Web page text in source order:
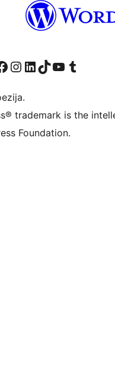
accountThreads paskyroje
Facebook page
Visit our Instagram account
Visit our LinkedIn account
Apsilankykite mūsų TikTok paskyroje
Visit our YouTube channel
Apsilankykite mūsų Tumblr
trademark is the
Foundation.